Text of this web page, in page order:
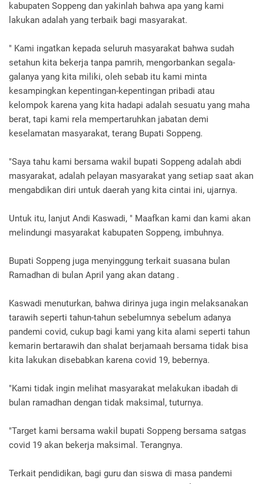
kabupaten Soppeng dan yakinlah bahwa apa yang kami
lakukan adalah yang terbaik bagi masyarakat.
" Kami ingatkan kepada seluruh masyarakat bahwa sudah
setahun kita bekerja tanpa pamrih, mengorbankan segala-
galanya yang kita miliki, oleh sebab itu kami minta
kesampingkan kepentingan-kepentingan pribadi atau
kelompok karena yang kita hadapi adalah sesuatu yang maha
berat, tapi kami rela mempertaruhkan jabatan demi
keselamatan masyarakat, terang Bupati Soppeng.
"Saya tahu kami bersama wakil bupati Soppeng adalah abdi
masyarakat, adalah pelayan masyarakat yang setiap saat akan
mengabdikan diri untuk daerah yang kita cintai ini, ujarnya.
Untuk itu, lanjut Andi Kaswadi, " Maafkan kami dan kami akan
melindungi masyarakat kabupaten Soppeng, imbuhnya.
Bupati Soppeng juga menyinggung terkait suasana bulan
Ramadhan di bulan April yang akan datang .
Kaswadi menuturkan, bahwa dirinya juga ingin melaksanakan
tarawih seperti tahun-tahun sebelumnya sebelum adanya
pandemi covid, cukup bagi kami yang kita alami seperti tahun
kemarin bertarawih dan shalat berjamaah bersama tidak bisa
kita lakukan disebabkan karena covid 19, bebernya.
"Kami tidak ingin melihat masyarakat melakukan ibadah di
bulan ramadhan dengan tidak maksimal, tuturnya.
"Target kami bersama wakil bupati Soppeng bersama satgas
covid 19 akan bekerja maksimal. Terangnya.
Terkait pendidikan, bagi guru dan siswa di masa pandemi